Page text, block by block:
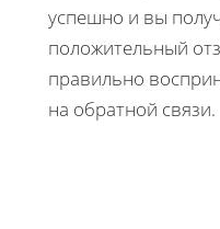
успешно и вы
положительный
правильно
на обратной связи.